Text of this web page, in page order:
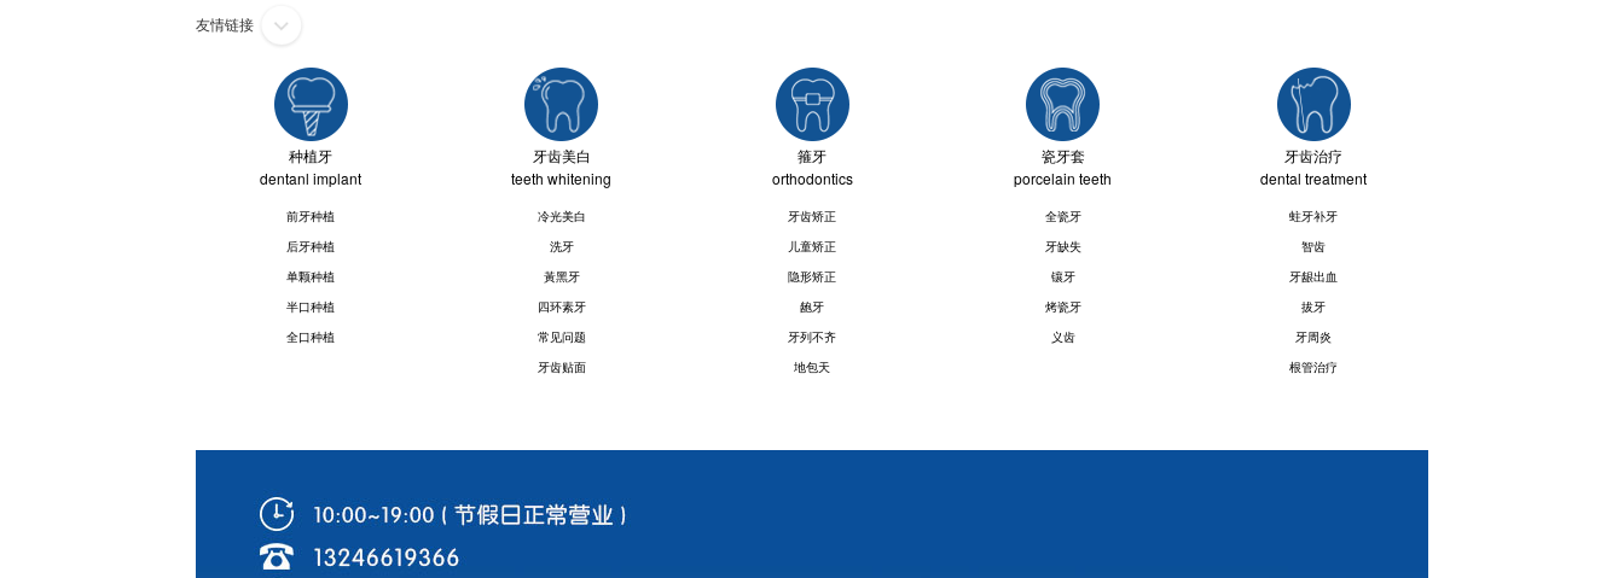
友情链接
种植牙
dentanl implant
前牙种植
后牙种植
单颗种植
半口种植
全口种植
牙齿美白
teeth whitening
冷光美白
洗牙
黃黑牙
四环素牙
常见问题
牙齿贴面
箍牙
orthodontics
牙齿矫正
儿童矫正
隐形矫正
龅牙
牙列不齐
地包天
瓷牙套
porcelain teeth
全瓷牙
牙缺失
镶牙
烤瓷牙
义齿
牙齿治疗
dental treatment
蛀牙补牙
智齿
牙龈出血
拔牙
牙周炎
根管治疗